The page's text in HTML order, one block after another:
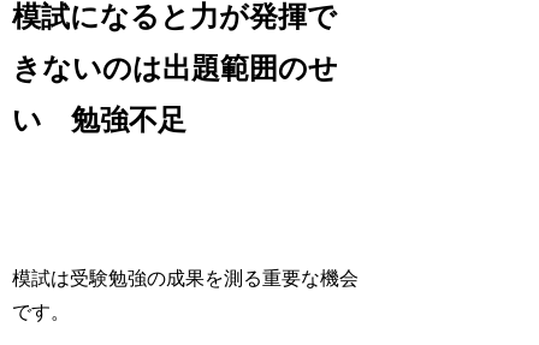
模試になると力が発揮で
きないのは出題範囲のせ
い 勉強不足
模試は受験勉強の成果を測る重要な機会
です。